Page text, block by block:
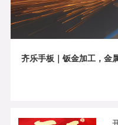
齐乐手板｜钣金加工，金